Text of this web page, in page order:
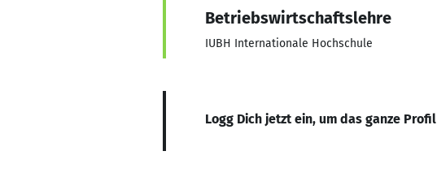
Betriebswirtschaftslehre
IUBH Internationale Hochschule
Logg Dich jetzt ein, um das ganze